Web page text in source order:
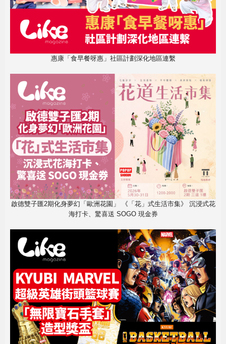
惠康「食早餐呀惠」社區計劃深化地區連繫
啟德雙子匯2期化身夢幻「歐洲花園」 《「花」式生活市集》 沉浸式花
海打卡、驚喜送 SOGO 現金券